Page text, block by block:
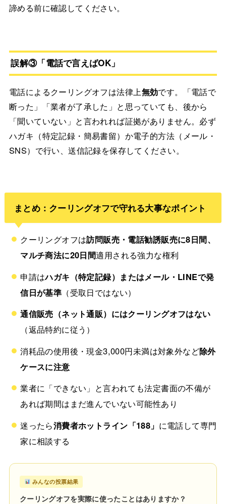
諦める前に確認してください。
誤解③「電話で言えばOK」
電話によるクーリングオフは法律上無効です。「電話で
断った」「業者が了承した」と思っていても、後から
「聞いていない」と言われれば証拠がありません。必ず
ハガキ（特定記録・簡易書留）か電子的方法（メール・
SNS）で行い、送信記録を保存してください。
まとめ：クーリングオフで守れる大事なポイント
クーリングオフは訪問販売・電話勧誘販売に8日間、
マルチ商法に20日間適用される強力な権利
申請はハガキ（特定記録）またはメール・LINEで発
信日が基準 （受取日ではない）
通信販売（ネット通販）にはクーリングオフはない
（返品特約に従う）
消耗品の使用後・現金3,000円未満は対象外など除外
ケースに注意
業者に「できない」と言われても法定書面の不備が
あれば期間はまだ進んでいない可能性あり
迷ったら消費者ホットライン「188」 に電話して専門
家に相談する
みんなの投票結果
クーリングオフを実際に使ったことはありますか？